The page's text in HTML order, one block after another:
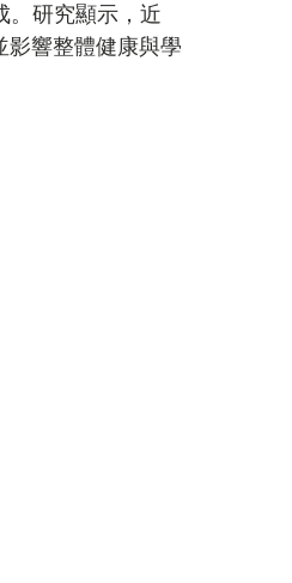
。研究顯示，近
影響整體健康與學